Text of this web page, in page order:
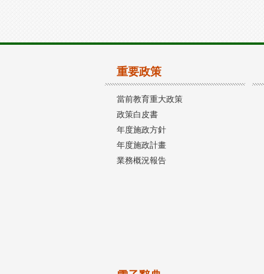
重要政策
當前教育重大政策
政策白皮書
年度施政方針
年度施政計畫
業務概況報告